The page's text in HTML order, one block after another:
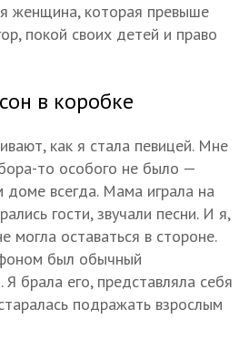
женщина, которая превыше
покой своих детей и право
в коробке
как я стала певицей. Мне
то особого не было —
всегда. Мама играла на
гости, звучали песни. И я,
могла оставаться в стороне.
был обычный
Я брала его, представляла себя
подражать взрослым